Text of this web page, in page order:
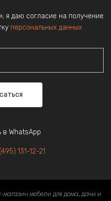
я даю согласие на получение
персональных данных
в WhatsApp
131-12-21
мебели для дома, дачи и